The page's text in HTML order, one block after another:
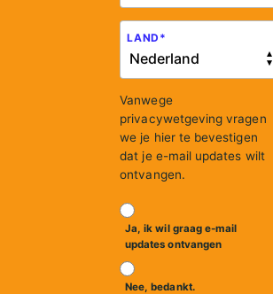
LAND *
Vanwege
privacywetgeving vragen
we je hier te bevestigen
dat je e-mail updates wilt
ontvangen.
Ja, ik wil graag e-mail
updates ontvangen
Nee, bedankt.